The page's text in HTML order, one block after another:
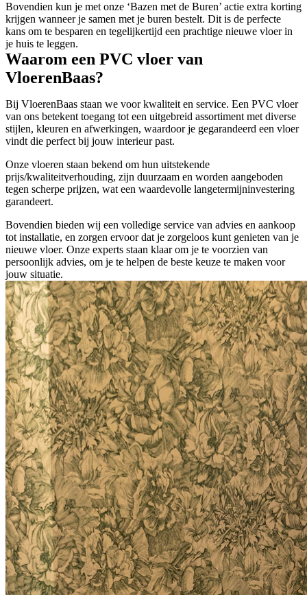
Bovendien kun je met onze ‘Bazen met de Buren’ actie extra korting
krijgen wanneer je samen met je buren bestelt. Dit is de perfecte
kans om te besparen en tegelijkertijd een prachtige nieuwe vloer in
je huis te leggen.
Waarom een PVC vloer van
VloerenBaas?
Bij VloerenBaas staan we voor kwaliteit en service. Een PVC vloer
van ons betekent toegang tot een uitgebreid assortiment met diverse
stijlen, kleuren en afwerkingen, waardoor je gegarandeerd een vloer
vindt die perfect bij jouw interieur past.
Onze vloeren staan bekend om hun uitstekende
prijs/kwaliteitverhouding, zijn duurzaam en worden aangeboden
tegen scherpe prijzen, wat een waardevolle langetermijninvestering
garandeert.
Bovendien bieden wij een volledige service van advies en aankoop
tot installatie, en zorgen ervoor dat je zorgeloos kunt genieten van je
nieuwe vloer. Onze experts staan klaar om je te voorzien van
persoonlijk advies, om je te helpen de beste keuze te maken voor
jouw situatie.